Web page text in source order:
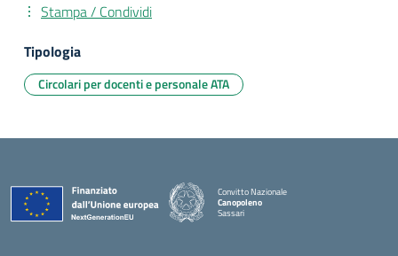
Stampa / Condividi
Tipologia
Circolari per docenti e personale ATA
Convitto Nazionale
Canopoleno
Sassari